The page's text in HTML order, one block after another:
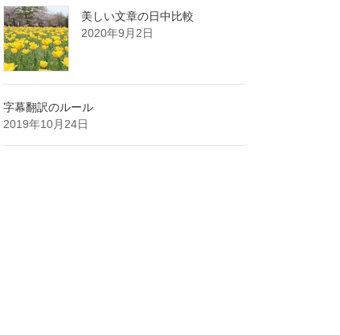
美しい文章の日中比較
2020年9月2日
字幕翻訳のルール
2019年10月24日